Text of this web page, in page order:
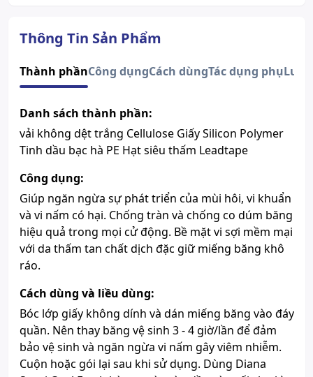
Thông Tin Sản Phẩm
Thành phầnCông dụngCách dùngTác dụng phụLưu
Danh sách thành phần:
vải không dệt trắng Cellulose Giấy Silicon Polymer
Tinh dầu bạc hà PE Hạt siêu thấm Leadtape
Công dụng:
Giúp ngăn ngừa sự phát triển của mùi hôi, vi khuẩn
và vi nấm có hại. Chống tràn và chống co dúm băng
hiệu quả trong mọi cử động. Bề mặt vi sợi mềm mại
với da thấm tan chất dịch đặc giữ miếng băng khô
ráo.
Cách dùng và liều dùng:
Bóc lớp giấy không dính và dán miếng băng vào đáy
quần. Nên thay băng vệ sinh 3 - 4 giờ/lần để đảm
bảo vệ sinh và ngăn ngừa vi nấm gây viêm nhiễm.
Cuộn hoặc gói lại sau khi sử dụng. Dùng Diana